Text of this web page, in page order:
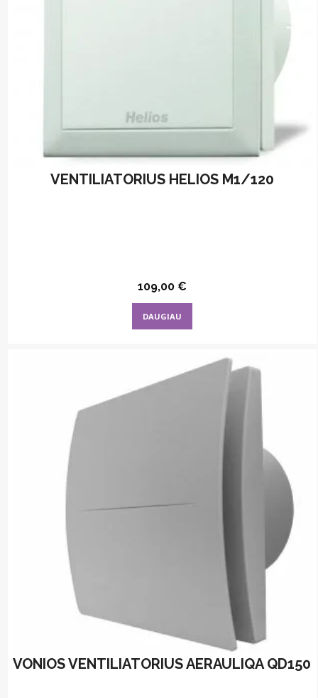
VENTILIATORIUS HELIOS M1/120
109,00 €
DAUGIAU
VONIOS VENTILIATORIUS AERAULIQA QD150